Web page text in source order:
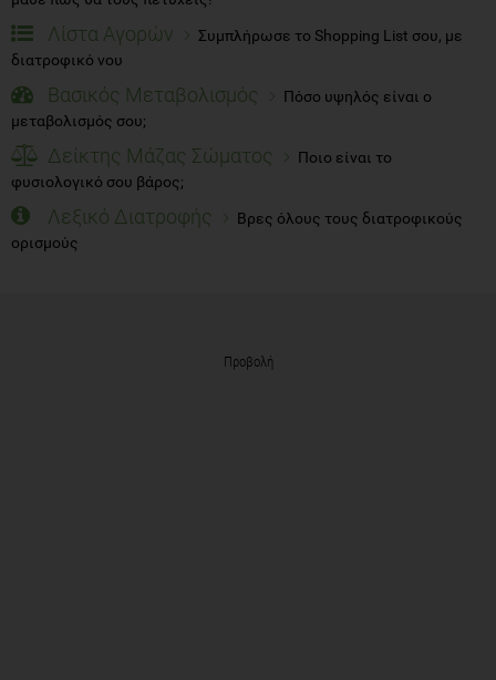
Λίστα Αγορών
Συμπλήρωσε το Shopping List σου, με
διατροφικό νου
Βασικός Μεταβολισμός
Πόσο υψηλός είναι ο
μεταβολισμός σου;
Δείκτης Μάζας Σώματος
Ποιο είναι το
φυσιολογικό σου βάρος;
Λεξικό Διατροφής
Βρες όλους τους διατροφικούς
ορισμούς
Προβολή